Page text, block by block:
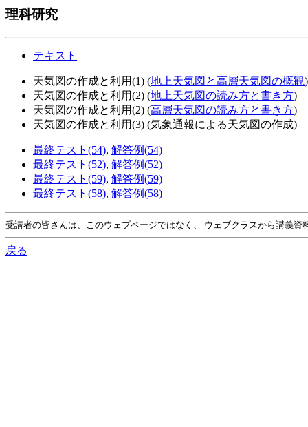
理科研究
テキスト
天気図の作成と利用(1) (地上天気図と高層天気図の概観)
天気図の作成と利用(2) (地上天気図の読み方と書き方)
天気図の作成と利用(2) (高層天気図の読み方と書き方)
天気図の作成と利用(3) (気象通報による天気図の作成)
最終テスト(54), 解答例(54)
最終テスト(52), 解答例(52)
最終テスト(59), 解答例(59)
最終テスト(58), 解答例(58)
受講者の皆さんは、このウェブページではなく、 ウェブクラスから講義資
戻る